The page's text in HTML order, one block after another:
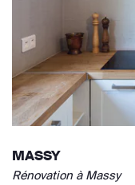
MASSY
Rénovation à Massy